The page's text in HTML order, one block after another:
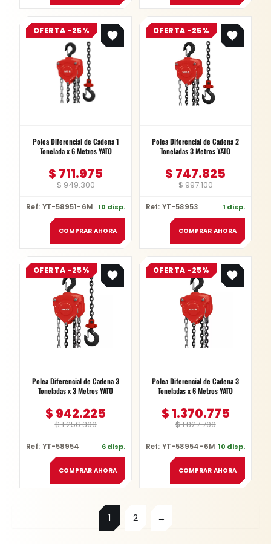
OFERTA -25%
Polea Diferencial de Cadena 1
Tonelada x 6 Metros YATO
$949.300
Original
price
was:
$ 949.300.
$ 711.975
Current
price
is:
$ 711.975.
Ref: YT-58951-6M 10 disp.
COMPRAR AHORA
OFERTA -25%
Polea Diferencial de Cadena 2
Toneladas 3 Metros YATO
$997.100
Original
price
was:
$ 997.100.
$ 747.825
Current
price
is:
$ 747.825.
Ref: YT-58953 1 disp.
COMPRAR AHORA
OFERTA -25%
Polea Diferencial de Cadena 3
Toneladas x 3 Metros YATO
$1.256.300
Original
price
was:
$ 1.256.300.
$ 942.225
Current
price
is:
$ 942.225.
Ref: YT-58954 6 disp.
COMPRAR AHORA
OFERTA -25%
Polea Diferencial de Cadena 3
Toneladas x 6 Metros YATO
$1.827.700
Original
price
was:
$ 1.827.700.
$ 1.370.775
Current
price
is:
$ 1.370.775.
Ref: YT-58954-6M 10 disp.
COMPRAR AHORA
1 2 →